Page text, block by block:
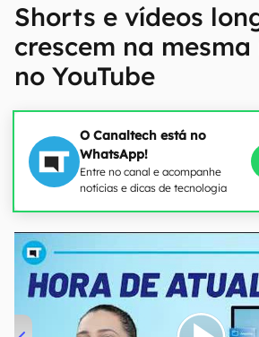
Shorts e vídeos
crescem na
no YouTube
O Canaltech está no
WhatsApp!
Entre no canal e acompanhe
notícias e dicas de tecnologia